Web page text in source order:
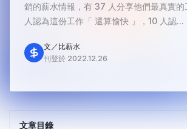
銷的薪水情報，有 37 人分享他們最真實的
人認為這份工作「 還算愉快 」，10 人認...
文／比薪水
刊登於 2022.12.26
文章目錄